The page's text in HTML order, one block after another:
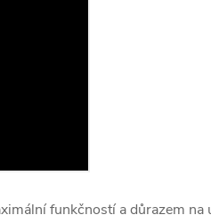
funkčností a důrazem